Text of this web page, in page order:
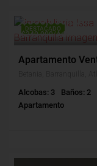
DESTACADO
$300,000,000
$240,000/Admon
Apartamento
Alcobas: 3 Baños: 2
Apartamento